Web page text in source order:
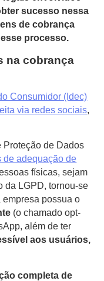
sucesso nessa
de cobrança
processo.
na cobrança
Consumidor (Idec)
via redes sociais,
Proteção de Dados
de adequação de
físicas, sejam
da LGPD, tornou-se
possua o
(o chamado opt-
além de ter
aos usuários,
completa de